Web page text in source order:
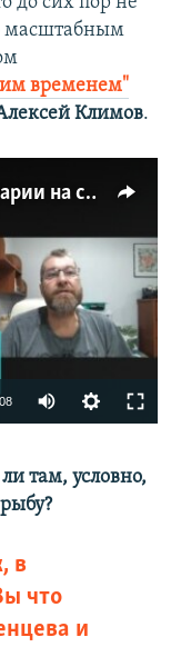
масштабным
временем"
Климов.
Эколог из Северодвинска об аварии на секретном полигоне
available
там, условно,
в
что
и